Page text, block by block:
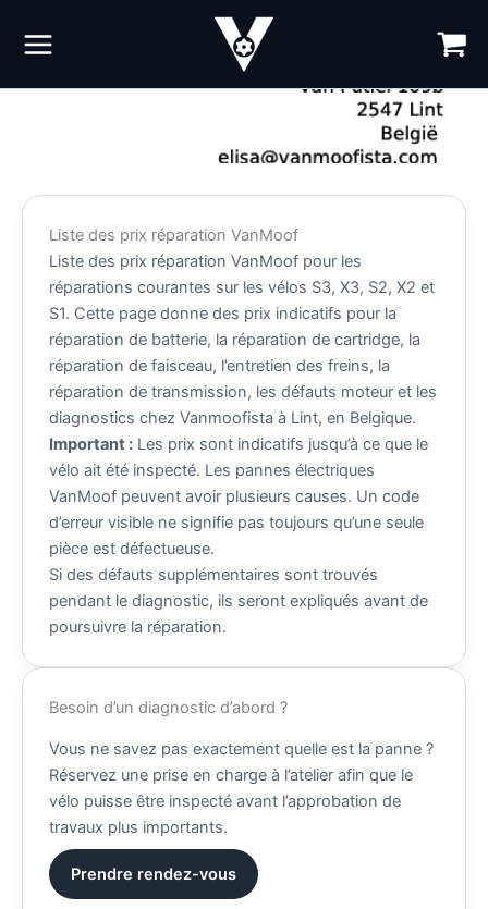
Liste des prix réparation VanMoof
Liste des prix réparation VanMoof pour les
réparations courantes sur les vélos S3, X3, S2, X2 et
S1. Cette page donne des prix indicatifs pour la
réparation de batterie, la réparation de cartridge, la
réparation de faisceau, l’entretien des freins, la
réparation de transmission, les défauts moteur et les
diagnostics chez Vanmoofista à Lint, en Belgique.
Important : Les prix sont indicatifs jusqu’à ce que le
vélo ait été inspecté. Les pannes électriques
VanMoof peuvent avoir plusieurs causes. Un code
d’erreur visible ne signifie pas toujours qu’une seule
pièce est défectueuse.
Si des défauts supplémentaires sont trouvés
pendant le diagnostic, ils seront expliqués avant de
poursuivre la réparation.
Besoin d’un diagnostic d’abord ?
Vous ne savez pas exactement quelle est la panne ?
Réservez une prise en charge à l’atelier afin que le
vélo puisse être inspecté avant l’approbation de
travaux plus importants.
Prendre rendez-vous